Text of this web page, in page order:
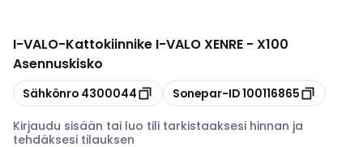
I-VALO-Kattokiinnike I-VALO XENRE - X100
Asennuskisko
Kopioi
Sähkönro 4300044 Kopioi
Sonepar-ID100116865
Kirjaudu sisään tai luo tili tarkistaaksesi hinnan ja
tehdäksesi tilauksen